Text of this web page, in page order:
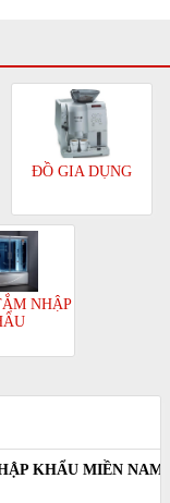
ĐỒ GIA DỤNG
NHẬP
KHẨU MIỀN NAM